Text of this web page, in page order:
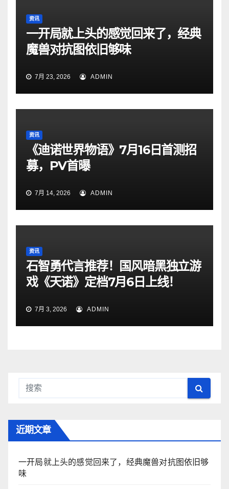
资讯
一开局就上头的感觉回来了，经典
魔兽对抗图依旧够味
7月 23, 2026 ADMIN
资讯
《迪诺世界物语》7月16日首测招
募，PV首曝
7月 14, 2026 ADMIN
资讯
石智勇代言推荐！国风暗黑独立游
戏《天诺》定档7月6日上线！
7月 3, 2026 ADMIN
近期文章
一开局就上头的感觉回来了，经典魔兽对抗图依旧够
味